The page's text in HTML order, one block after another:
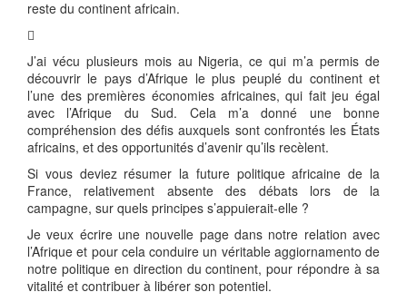
reste du continent africain.

J’ai vécu plusieurs mois au Nigeria, ce qui m’a permis de
découvrir le pays d’Afrique le plus peuplé du continent et
l’une des premières économies africaines, qui fait jeu égal
avec l’Afrique du Sud. Cela m’a donné une bonne
compréhension des défis auxquels sont confrontés les États
africains, et des opportunités d’avenir qu’ils recèlent.
Si vous deviez résumer la future politique africaine de la
France, relativement absente des débats lors de la
campagne, sur quels principes s’appuierait-elle ?
Je veux écrire une nouvelle page dans notre relation avec
l’Afrique et pour cela conduire un véritable aggiornamento de
notre politique en direction du continent, pour répondre à sa
vitalité et contribuer à libérer son potentiel.